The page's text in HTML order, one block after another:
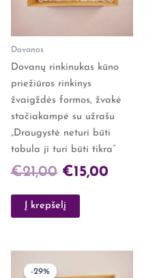
Dovanos
Dovanų rinkinukas kūno
priežiūros rinkinys
žvaigždės formos, žvakė
stačiakampė su užrašu
„Draugystė neturi būti
tobula ji turi būti tikra”
€21,00 €15,00
Į krepšelį
-29%